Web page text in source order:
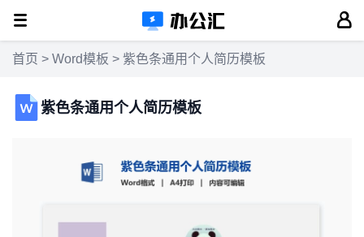
首页 > Word模板 > 紫色条通用个人简历模板
紫色条通用个人简历模板